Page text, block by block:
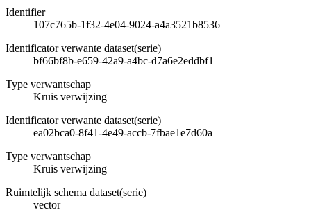
Identifier
107c765b-1f32-4e04-9024-a4a3521b8536
Identificator verwante dataset(serie)
bf66bf8b-e659-42a9-a4bc-d7a6e2eddbf1
Type verwantschap
Kruis verwijzing
Identificator verwante dataset(serie)
ea02bca0-8f41-4e49-accb-7fbae1e7d60a
Type verwantschap
Kruis verwijzing
Ruimtelijk schema dataset(serie)
vector